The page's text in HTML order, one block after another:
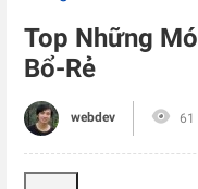
Top Những
Bổ-Rẻ
webdev 61